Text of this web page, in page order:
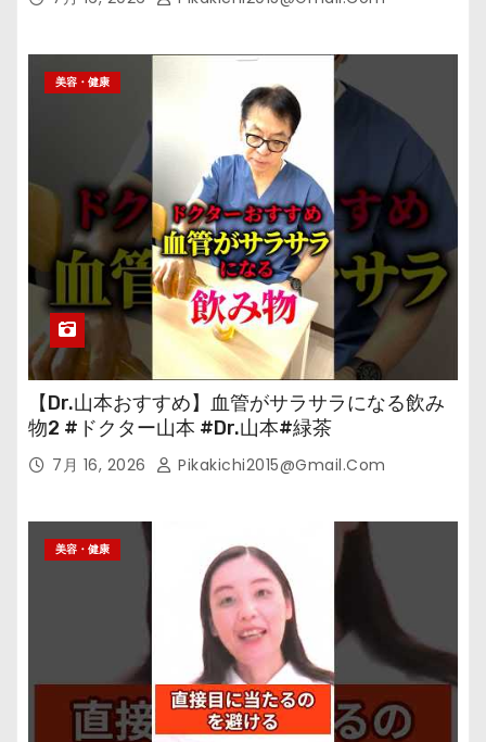
美容・健康
【Dr.山本おすすめ】血管がサラサラになる飲み
物2 #ドクター山本 #Dr.山本#緑茶
7月 16, 2026 Pikakichi2015@gmail.com
美容・健康